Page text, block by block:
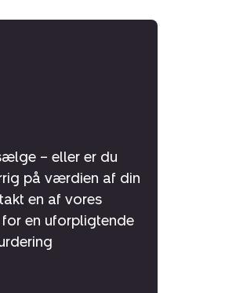
– eller er du
på værdien af din
en af vores
en uforpligtende